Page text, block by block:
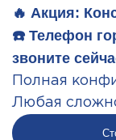
🔥 Акция:
☎️ Телефон
звоните
Полная
Любая